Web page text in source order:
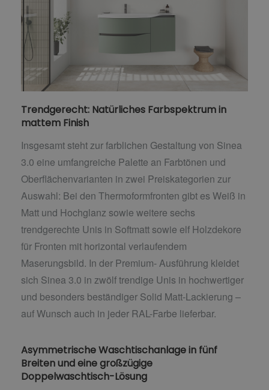
Trendgerecht: Natürliches Farbspektrum in
mattem Finish
Insgesamt steht zur farblichen Gestaltung von Sinea
3.0 eine umfangreiche Palette an Farbtönen und
Oberflächenvarianten in zwei Preiskategorien zur
Auswahl: Bei den Thermoformfronten gibt es Weiß in
Matt und Hochglanz sowie weitere sechs
trendgerechte Unis in Softmatt sowie elf Holzdekore
für Fronten mit horizontal verlaufendem
Maserungsbild. In der Premium- Ausführung kleidet
sich Sinea 3.0 in zwölf trendige Unis in hochwertiger
und besonders beständiger Solid Matt-Lackierung –
auf Wunsch auch in jeder RAL-Farbe lieferbar.
Asymmetrische Waschtischanlage in fünf
Breiten und eine großzügige
Doppelwaschtisch-Lösung